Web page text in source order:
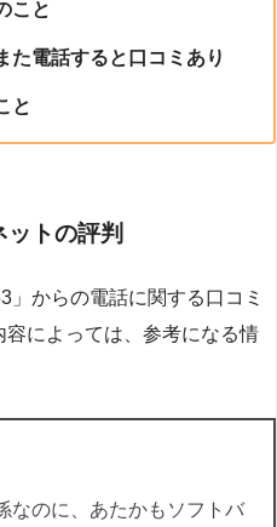
こと
た電話すると口コミあり
と
トの評判
」からの電話に関する口コミ
によっては、参考になる情
なのに、あたかもソフトバ